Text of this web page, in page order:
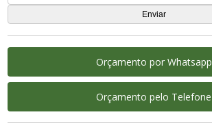
Orçamento por Whatsapp
Orçamento pelo Telefone